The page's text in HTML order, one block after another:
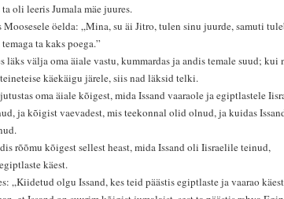
oli leeris Jumala mäe juures.
Moosesele öelda: „Mina, su äi Jitro, tulen sinu juurde, samuti
ta kaks poega.”
läks välja oma äiale vastu, kummardas ja andis temale suud; kui
käekäigu järele, siis nad läksid telki.
oma äiale kõigest, mida Issand vaaraole ja egiptlastele
ja kõigist vaevadest, mis teekonnal olid olnud, ja kuidas
rõõmu kõigest sellest heast, mida Issand oli Iisraelile teinud,
käest.
„Kiidetud olgu Issand, kes teid päästis egiptlaste ja vaarao